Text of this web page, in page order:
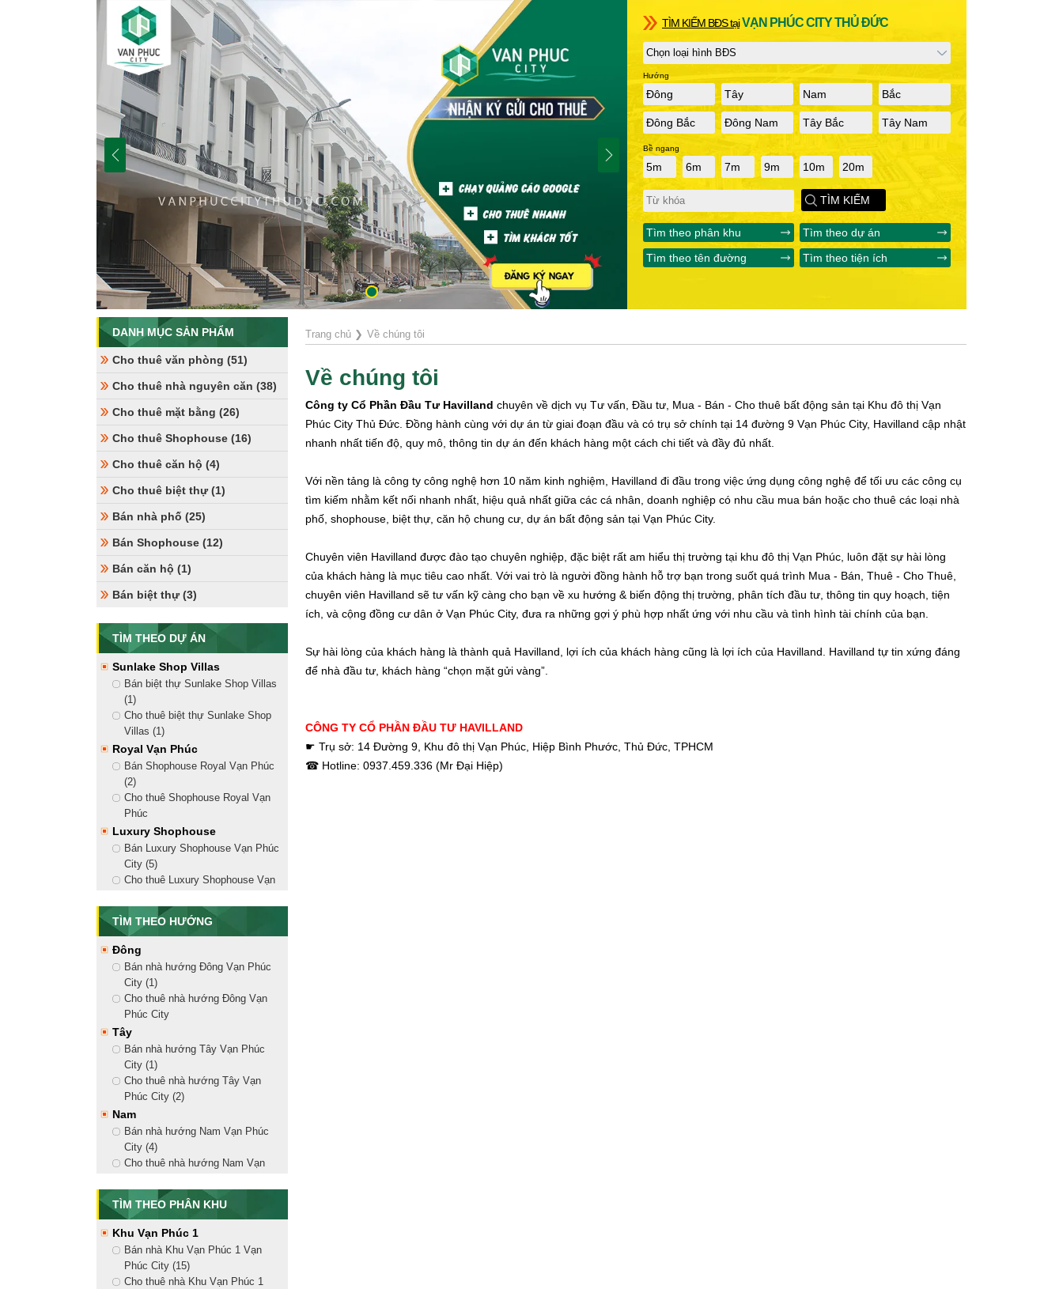
TÌM KIẾM BĐS tạiVẠN PHÚC CITY THỦ ĐỨC
Hướng
Đông Tây Nam Bắc
Đông Bắc Đông Nam Tây Bắc Tây Nam
Bề ngang
5m 6m 7m 9m 10m 20m
TÌM KIẾM
Tìm theo phân khu
Tìm theo dự án
Tìm theo tên đường
Tìm theo tiện ích
Trang chủ ❯ Về chúng tôi
Về chúng tôi
Công ty Cổ Phần Đầu Tư Havilland chuyên về dịch vụ Tư vấn, Đầu tư, Mua - Bán - Cho thuê bất động sản tại Khu đô thị Vạn
Phúc City Thủ Đức. Đồng hành cùng với dự án từ giai đoạn đầu và có trụ sở chính tại 14 đường 9 Vạn Phúc City, Havilland cập nhật
nhanh nhất tiến độ, quy mô, thông tin dự án đến khách hàng một cách chi tiết và đầy đủ nhất.
Với nền tảng là công ty công nghệ hơn 10 năm kinh nghiệm, Havilland đi đầu trong việc ứng dụng công nghệ để tối ưu các công cụ
tìm kiếm nhằm kết nối nhanh nhất, hiệu quả nhất giữa các cá nhân, doanh nghiệp có nhu cầu mua bán hoặc cho thuê các loại nhà
phố, shophouse, biệt thự, căn hộ chung cư, dự án bất động sản tại Vạn Phúc City.
Chuyên viên Havilland được đào tạo chuyên nghiệp, đặc biệt rất am hiểu thị trường tại khu đô thị Vạn Phúc, luôn đặt sự hài lòng
của khách hàng là mục tiêu cao nhất. Với vai trò là người đồng hành hỗ trợ bạn trong suốt quá trình Mua - Bán, Thuê - Cho Thuê,
chuyên viên Havilland sẽ tư vấn kỹ càng cho bạn về xu hướng & biến động thị trường, phân tích đầu tư, thông tin quy hoạch, tiện
ích, và cộng đồng cư dân ở Vạn Phúc City, đưa ra những gợi ý phù hợp nhất ứng với nhu cầu và tình hình tài chính của bạn.
Sự hài lòng của khách hàng là thành quả Havilland, lợi ích của khách hàng cũng là lợi ích của Havilland. Havilland tự tin xứng đáng
để nhà đầu tư, khách hàng “chọn mặt gửi vàng”.
CÔNG TY CỔ PHẦN ĐẦU TƯ HAVILLAND
☛ Trụ sở: 14 Đường 9, Khu đô thị Vạn Phúc, Hiệp Bình Phước, Thủ Đức, TPHCM
☎ Hotline: 0937.459.336 (Mr Đại Hiệp)
DANH MỤC SẢN PHẨM
Cho thuê văn phòng (51)
Cho thuê nhà nguyên căn (38)
Cho thuê mặt bằng (26)
Cho thuê Shophouse (16)
Cho thuê căn hộ (4)
Cho thuê biệt thự (1)
Bán nhà phố (25)
Bán Shophouse (12)
Bán căn hộ (1)
Bán biệt thự (3)
TÌM THEO DỰ ÁN
Sunlake Shop Villas
Bán biệt thự Sunlake Shop Villas
(1)
Cho thuê biệt thự Sunlake Shop
Villas (1)
Royal Vạn Phúc
Bán Shophouse Royal Vạn Phúc
(2)
Cho thuê Shophouse Royal Vạn
Phúc
Luxury Shophouse
Bán Luxury Shophouse Vạn Phúc
City (5)
Cho thuê Luxury Shophouse Vạn
Golden Shophouse
Bán Golden Shophouse Vạn Phúc
City (8)
Cho thuê Golden Shophouse Vạn
Phúc City (13)
Shophouse Nguyễn Thị Nhung
Bán Shophouse Nguyễn Thị
Nhung (2)
Cho thuê Shophouse Nguyễn Thị
Nhung (10)
Nhà Phố Vạn Phúc
Bán nhà phố liền kề (15)
Cho thuê nhà mặt tiền (41)
Căn Hộ Vạn Phúc City
Bán căn hộ Vạn Phúc City (1)
Cho thuê căn hộ Vạn Phúc City
Bán biệt thự Mansion Vạn Phúc
(2)
Cho thuê biệt thự Mansion Vạn
Phúc (1)
TÌM THEO HƯỚNG
Đông
Bán nhà hướng Đông Vạn Phúc
City (1)
Cho thuê nhà hướng Đông Vạn
Phúc City
Tây
Bán nhà hướng Tây Vạn Phúc
City (1)
Cho thuê nhà hướng Tây Vạn
Phúc City (2)
Nam
Bán nhà hướng Nam Vạn Phúc
City (4)
Cho thuê nhà hướng Nam Vạn
Bắc
Bán nhà hướng Bắc Vạn Phúc
City (4)
Cho thuê nhà hướng Bắc Vạn
Phúc City (10)
Đông Bắc
TÌM THEO PHÂN KHU
Khu Vạn Phúc 1
Bán nhà Khu Vạn Phúc 1 Vạn
Phúc City (15)
Cho thuê nhà Khu Vạn Phúc 1